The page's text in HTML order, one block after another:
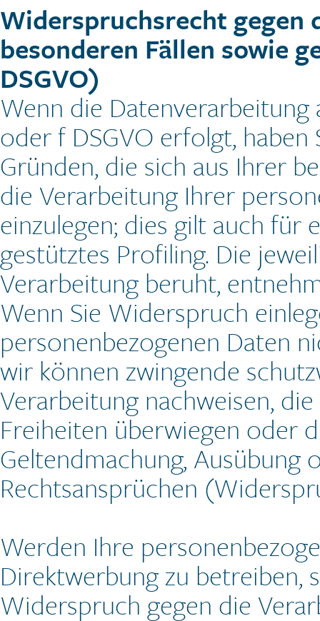
Widerspruchsrecht gegen
besonderen Fällen sowie
DSGVO)
Wenn die Datenverarbeitung
oder f DSGVO erfolgt, haben
Gründen, die sich aus Ihrer
die Verarbeitung Ihrer
einzulegen; dies gilt auch für
gestütztes Profiling. Die
Verarbeitung beruht,
Wenn Sie Widerspruch
personenbezogenen Daten
wir können zwingende
Verarbeitung nachweisen,
Freiheiten überwiegen oder
Geltendmachung, Ausübung
Rechtsansprüchen
Werden Ihre
Direktwerbung zu betreiben,
Widerspruch gegen die